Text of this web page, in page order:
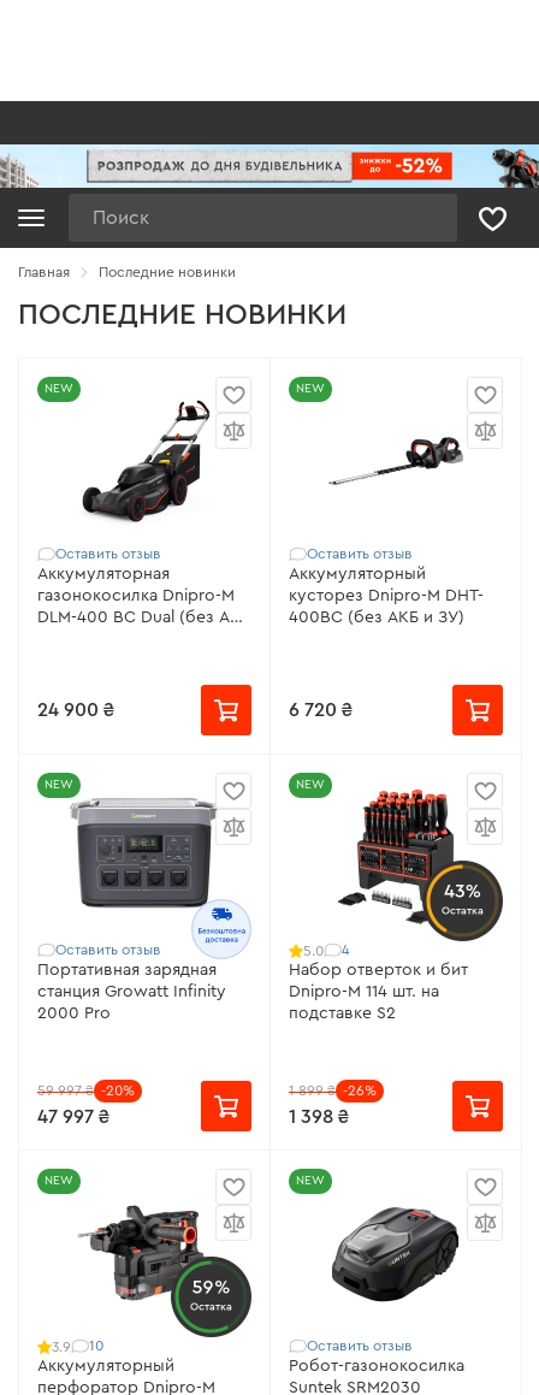
Главная Последние новинки
ПОСЛЕДНИЕ НОВИНКИ
NEW
Оставить отзыв
Аккумуляторная
газонокосилка Dnipro-M
DLM-400 BC Dual (без АКБ
24 900 ₴
NEW
Оставить отзыв
Аккумуляторный
кусторез Dnipro-M DHT-
400BC (без АКБ и ЗУ)
6 720 ₴
NEW
Оставить отзыв
Портативная зарядная
станция Growatt Infinity
2000 Pro
59 997 ₴ -20%
47 997 ₴
NEW
43%
Остатка
5.0 4
Набор отверток и бит
Dnipro-M 114 шт. на
подставке S2
1 899 ₴ -26%
1 398 ₴
NEW
59%
Остатка
3.9 10
Аккумуляторный
перфоратор Dnipro-M
NEW
Оставить отзыв
Робот-газонокосилка
Suntek SRM2030